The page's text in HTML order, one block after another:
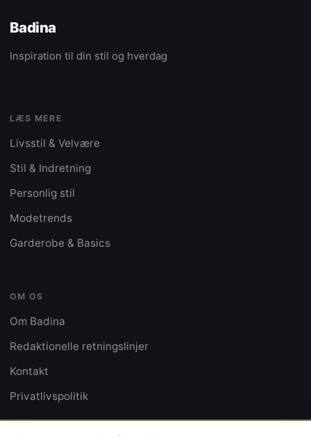
Badina
Inspiration til din stil og hverdag
LÆS MERE
Livsstil & Velvære
Stil & Indretning
Personlig stil
Modetrends
Garderobe & Basics
OM OS
Om Badina
Redaktionelle retningslinjer
Kontakt
Privatlivspolitik